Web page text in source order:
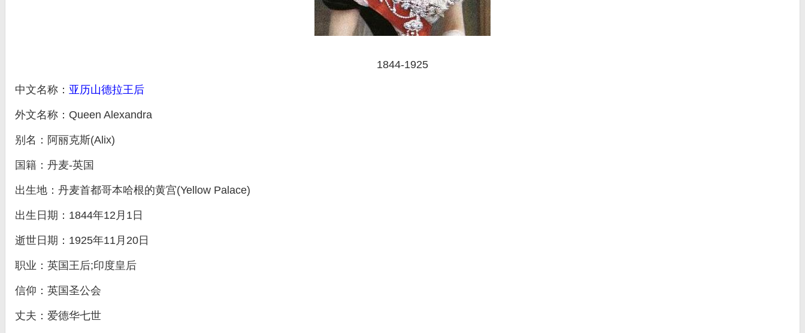
1844-1925
中文名称： 亚历山德拉王后
外文名称：Queen Alexandra
别名：阿丽克斯(Alix)
国籍：丹麦-英国
出生地：丹麦首都哥本哈根的黄宫(Yellow Palace)
出生日期：1844年12月1日
逝世日期：1925年11月20日
职业：英国王后;印度皇后
信仰：英国圣公会
丈夫：爱德华七世